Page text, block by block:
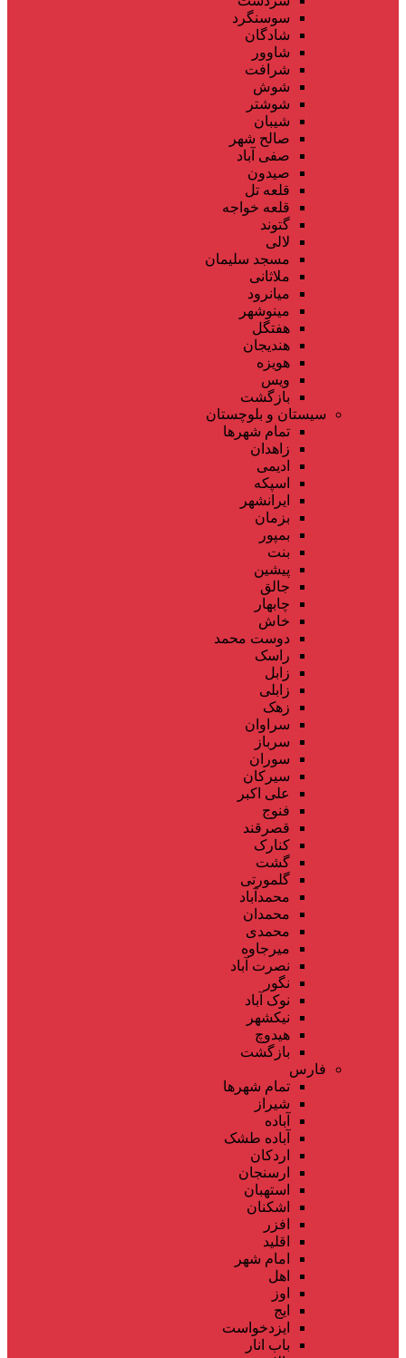
سوسنگرد
شادگان
شاوور
شرافت
شوش
شوشتر
شیبان
صالح شهر
صفی آباد
صیدون
قلعه تل
قلعه خواجه
گتوند
لالی
مسجد سلیمان
ملاثانی
میانرود
مینوشهر
هفتگل
هندیجان
هویزه
ویس
بازگشت
سیستان و بلوچستان
تمام شهر‌ها
زاهدان
ادیمی
اسپکه
ایرانشهر
بزمان
بمپور
بنت
پیشین
جالق
چابهار
خاش
دوست محمد
راسک
زابل
زابلی
زهک
سراوان
سرباز
سوران
سیرکان
علی اکبر
فنوج
قصرقند
کنارک
گشت
گلمورتی
محمدآباد
محمدان
محمدی
میرجاوه
نصرت آباد
نگور
نوک آباد
نیکشهر
هیدوچ
بازگشت
فارس
تمام شهر‌ها
شیراز
آباده
آباده طشک
اردکان
ارسنجان
استهبان
اشکنان
افزر
اقلید
امام شهر
اهل
اوز
ایج
ایزدخواست
باب انار